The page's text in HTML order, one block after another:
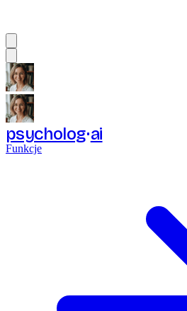
psycholog ai
Funkcje